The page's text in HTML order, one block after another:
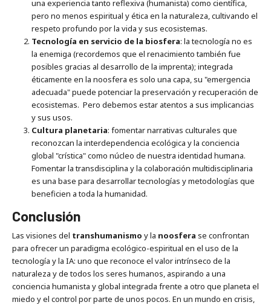
una experiencia tanto reflexiva (humanista) como científica,
pero no menos espiritual y ética en la naturaleza, cultivando el
respeto profundo por la vida y sus ecosistemas.
Tecnología en servicio de la biosfera: la tecnología no es
la enemiga (recordemos que el renacimiento también fue
posibles gracias al desarrollo de la imprenta); integrada
éticamente en la noosfera es solo una capa, su "emergencia
adecuada" puede potenciar la preservación y recuperación de
ecosistemas. Pero debemos estar atentos a sus implicancias
y sus usos.
Cultura planetaria: fomentar narrativas culturales que
reconozcan la interdependencia ecológica y la conciencia
global "crística" como núcleo de nuestra identidad humana.
Fomentar la transdisciplina y la colaboración multidisciplinaria
es una base para desarrollar tecnologías y metodologías que
beneficien a toda la humanidad.
Conclusión
Las visiones del transhumanismo y la noosfera se confrontan
para ofrecer un paradigma ecológico-espiritual en el uso de la
tecnología y la IA: uno que reconoce el valor intrínseco de la
naturaleza y de todos los seres humanos, aspirando a una
conciencia humanista y global integrada frente a otro que planeta el
miedo y el control por parte de unos pocos. En un mundo en crisis,